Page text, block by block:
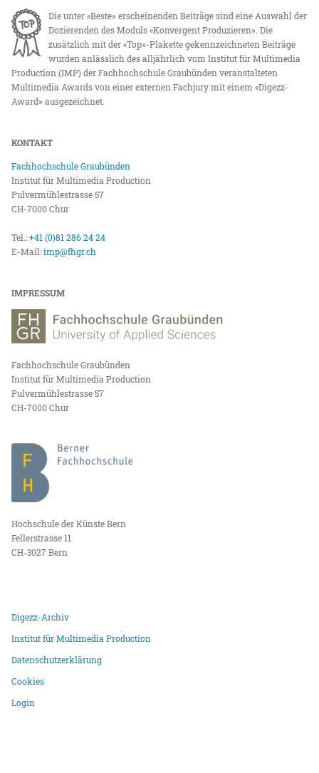
Die unter «Beste» erscheinenden Beiträge sind eine Auswahl der
Dozierenden des Moduls «Konvergent Produzieren». Die
zusätzlich mit der «Top»-Plakette gekennzeichneten Beiträge
wurden anlässlich des alljährlich vom Institut für Multimedia
Production (IMP) der Fachhochschule Graubünden veranstalteten
Multimedia Awards von einer externen Fachjury mit einem «Digezz-
Award» ausgezeichnet.
KONTAKT
Fachhochschule Graubünden
Institut für Multimedia Production
Pulvermühlestrasse 57
CH-7000 Chur
Tel.:+41 (0)81 286 24 24
E-Mail:imp@fhgr.ch
IMPRESSUM
Fachhochschule Graubünden
Institut für Multimedia Production
Pulvermühlestrasse 57
CH-7000 Chur
Hochschule der Künste Bern
Fellerstrasse 11
CH-3027 Bern
Digezz-Archiv
Institut für Multimedia Production
Datenschutzerklärung
Cookies
Login